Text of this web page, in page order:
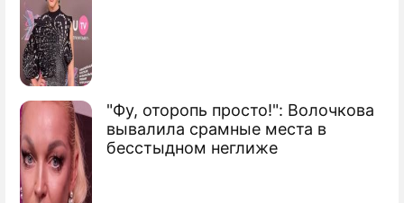
"Фу, оторопь просто!": Волочкова
вывалила срамные места в
бесстыдном неглиже